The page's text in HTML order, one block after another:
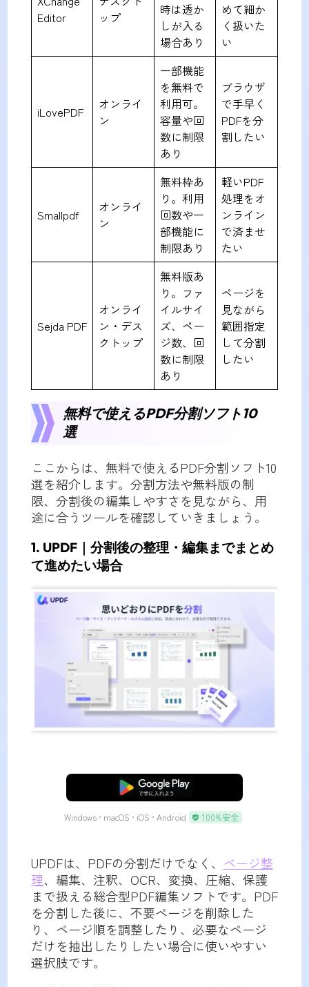
Editor
ップ
時は透か
しが入る
場合あり
めて細か
く扱いた
い
iLovePDF
オンライ
ン
一部機能
を無料で
利用可。
容量や回
数に制限
あり
ブラウザ
で手早く
PDFを分
割したい
Smallpdf
オンライ
ン
無料枠あ
り。利用
回数や一
部機能に
制限あり
軽いPDF
処理をオ
ンライン
で済ませ
たい
Sejda PDF
オンライ
ン・デス
クトップ
無料版あ
り。ファ
イルサイ
ズ、ペー
ジ数、回
数に制限
あり
ページを
見ながら
範囲指定
して分割
したい
無料で使えるPDF分割ソフト10
選
ここからは、無料で使えるPDF分割ソフト10
選を紹介します。分割方法や無料版の制
限、分割後の編集しやすさを見ながら、用
途に合うツールを確認していきましょう。
1. UPDF｜分割後の整理・編集までまとめ
て進めたい場合
無料ダウンロード
Windows • macOS • iOS • Android 100%安全
UPDFは、PDFの分割だけでなく、 ページ整
理、編集、注釈、OCR、変換、圧縮、保護
まで扱える総合型PDF編集ソフトです。PDF
を分割した後に、不要ページを削除した
り、ページ順を調整したり、必要なページ
だけを抽出したりしたい場合に使いやすい
選択肢です。